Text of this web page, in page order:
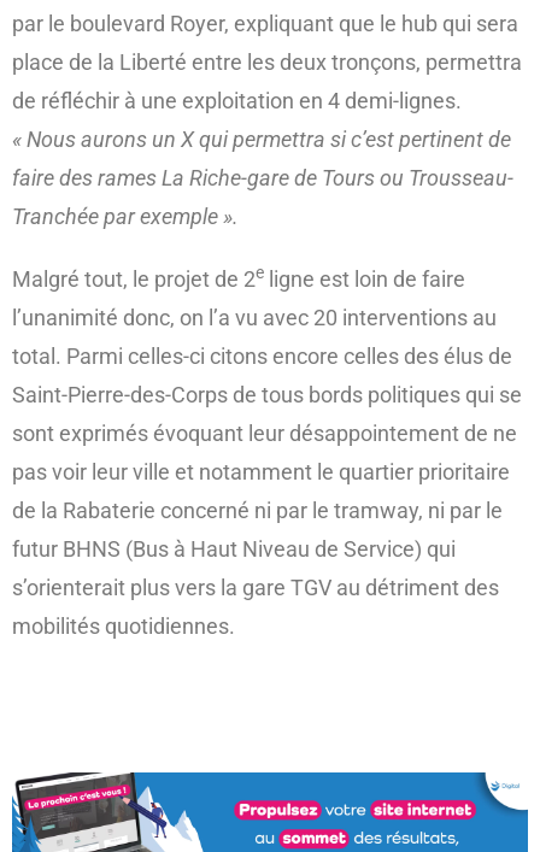
par le boulevard Royer, expliquant que le hub qui sera
place de la Liberté entre les deux tronçons, permettra
de réfléchir à une exploitation en 4 demi-lignes.
« Nous aurons un X qui permettra si c’est pertinent de
faire des rames La Riche-gare de Tours ou Trousseau-
Tranchée par exemple ».
Malgré tout, le projet de 2e ligne est loin de faire
l’unanimité donc, on l’a vu avec 20 interventions au
total. Parmi celles-ci citons encore celles des élus de
Saint-Pierre-des-Corps de tous bords politiques qui se
sont exprimés évoquant leur désappointement de ne
pas voir leur ville et notamment le quartier prioritaire
de la Rabaterie concerné ni par le tramway, ni par le
futur BHNS (Bus à Haut Niveau de Service) qui
s’orienterait plus vers la gare TGV au détriment des
mobilités quotidiennes.